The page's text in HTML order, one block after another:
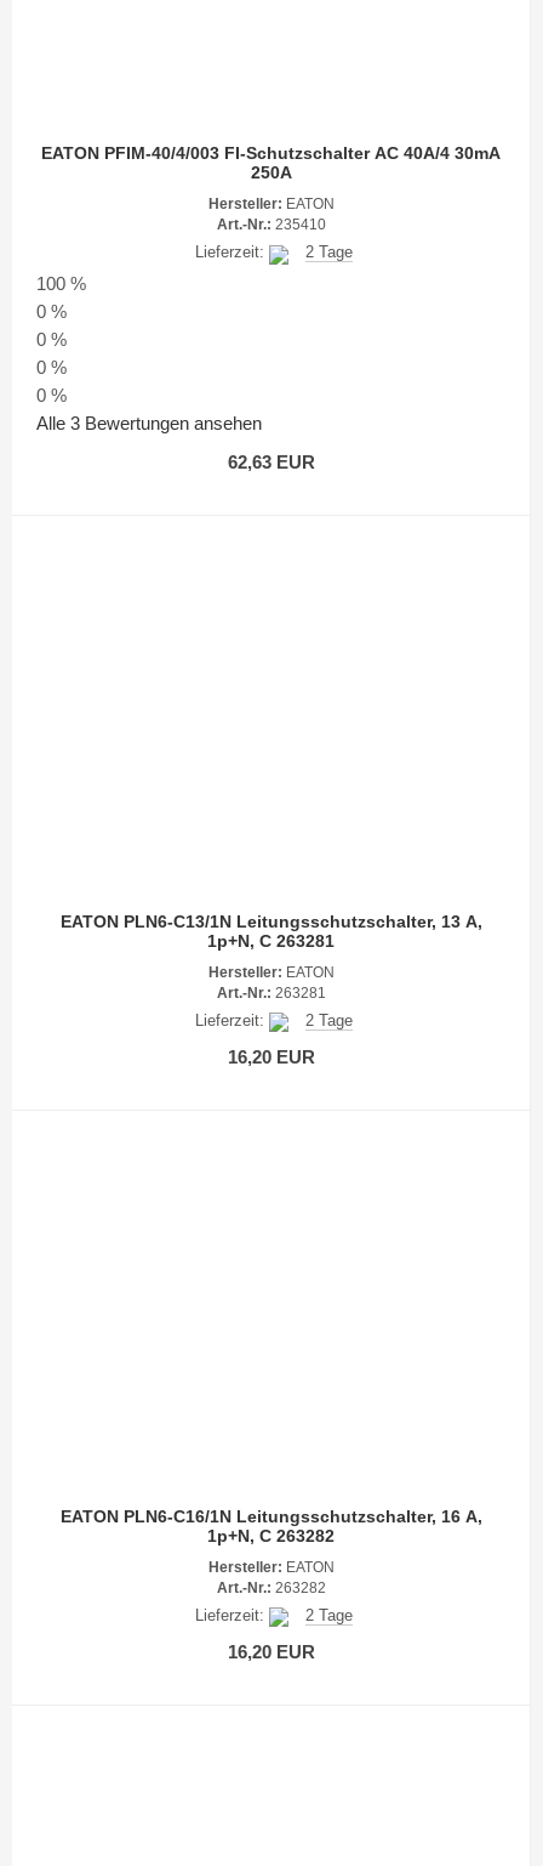
EATON PFIM-40/4/003 FI-Schutzschalter AC 40A/4 30mA
250A
Hersteller: EATON
Art.-Nr.: 235410
Lieferzeit: 2 Tage
100 %
0 %
0 %
0 %
0 %
Alle 3 Bewertungen ansehen
62,63 EUR
EATON PLN6-C13/1N Leitungsschutzschalter, 13 A,
1p+N, C 263281
Hersteller: EATON
Art.-Nr.: 263281
Lieferzeit: 2 Tage
16,20 EUR
EATON PLN6-C16/1N Leitungsschutzschalter, 16 A,
1p+N, C 263282
Hersteller: EATON
Art.-Nr.: 263282
Lieferzeit: 2 Tage
16,20 EUR